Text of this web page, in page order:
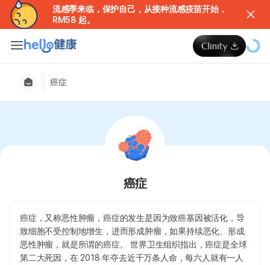
流感季来临，保护自己，从接种流感疫苗开始，
RM58 起。
癌症
癌症
癌症，又称恶性肿瘤，癌症的发生是因为致癌基因被活化，导
致细胞不受控制地增生，进而形成肿瘤，如果持续恶化、形成
恶性肿瘤，就是所谓的癌症。 世界卫生组织指出，癌症是全球
第二大死因，在 2018 年夺去近千万条人命，每六人就有一人